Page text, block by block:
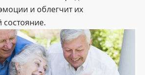
и облегчит их